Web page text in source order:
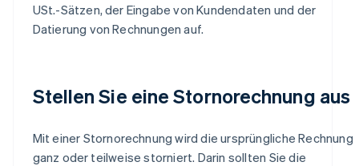
USt.-Sätzen, der Eingabe von Kundendaten und der
Datierung von Rechnungen auf.
Stellen Sie eine Stornorechnung aus
Mit einer Stornorechnung wird die ursprüngliche Rechnung
ganz oder teilweise storniert. Darin sollten Sie die